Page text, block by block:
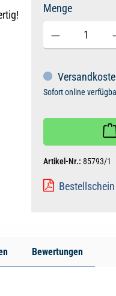
Menge
Sofort online
Artikel-Nr.: 85793/1
Bewertungen